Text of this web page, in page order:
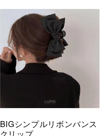
BIGシンプルリボンバンス